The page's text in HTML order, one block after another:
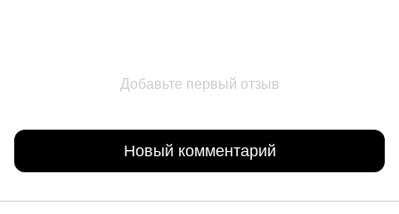
Добавьте первый отзыв
Новый комментарий